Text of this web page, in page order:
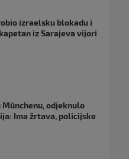
izraelsku blokadu i
iz Sarajeva vijori
Münchenu, odjeknulo
Ima žrtava, policijske